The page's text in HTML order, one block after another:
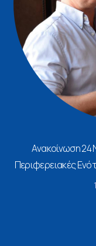
Ανακοίνωση
Περιφερειακές